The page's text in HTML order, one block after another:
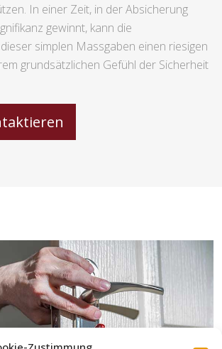
In einer Zeit, in der Absicherung
gewinnt, kann die
simplen Massgaben einen riesigen
grundsätzlichen Gefühl der Sicherheit